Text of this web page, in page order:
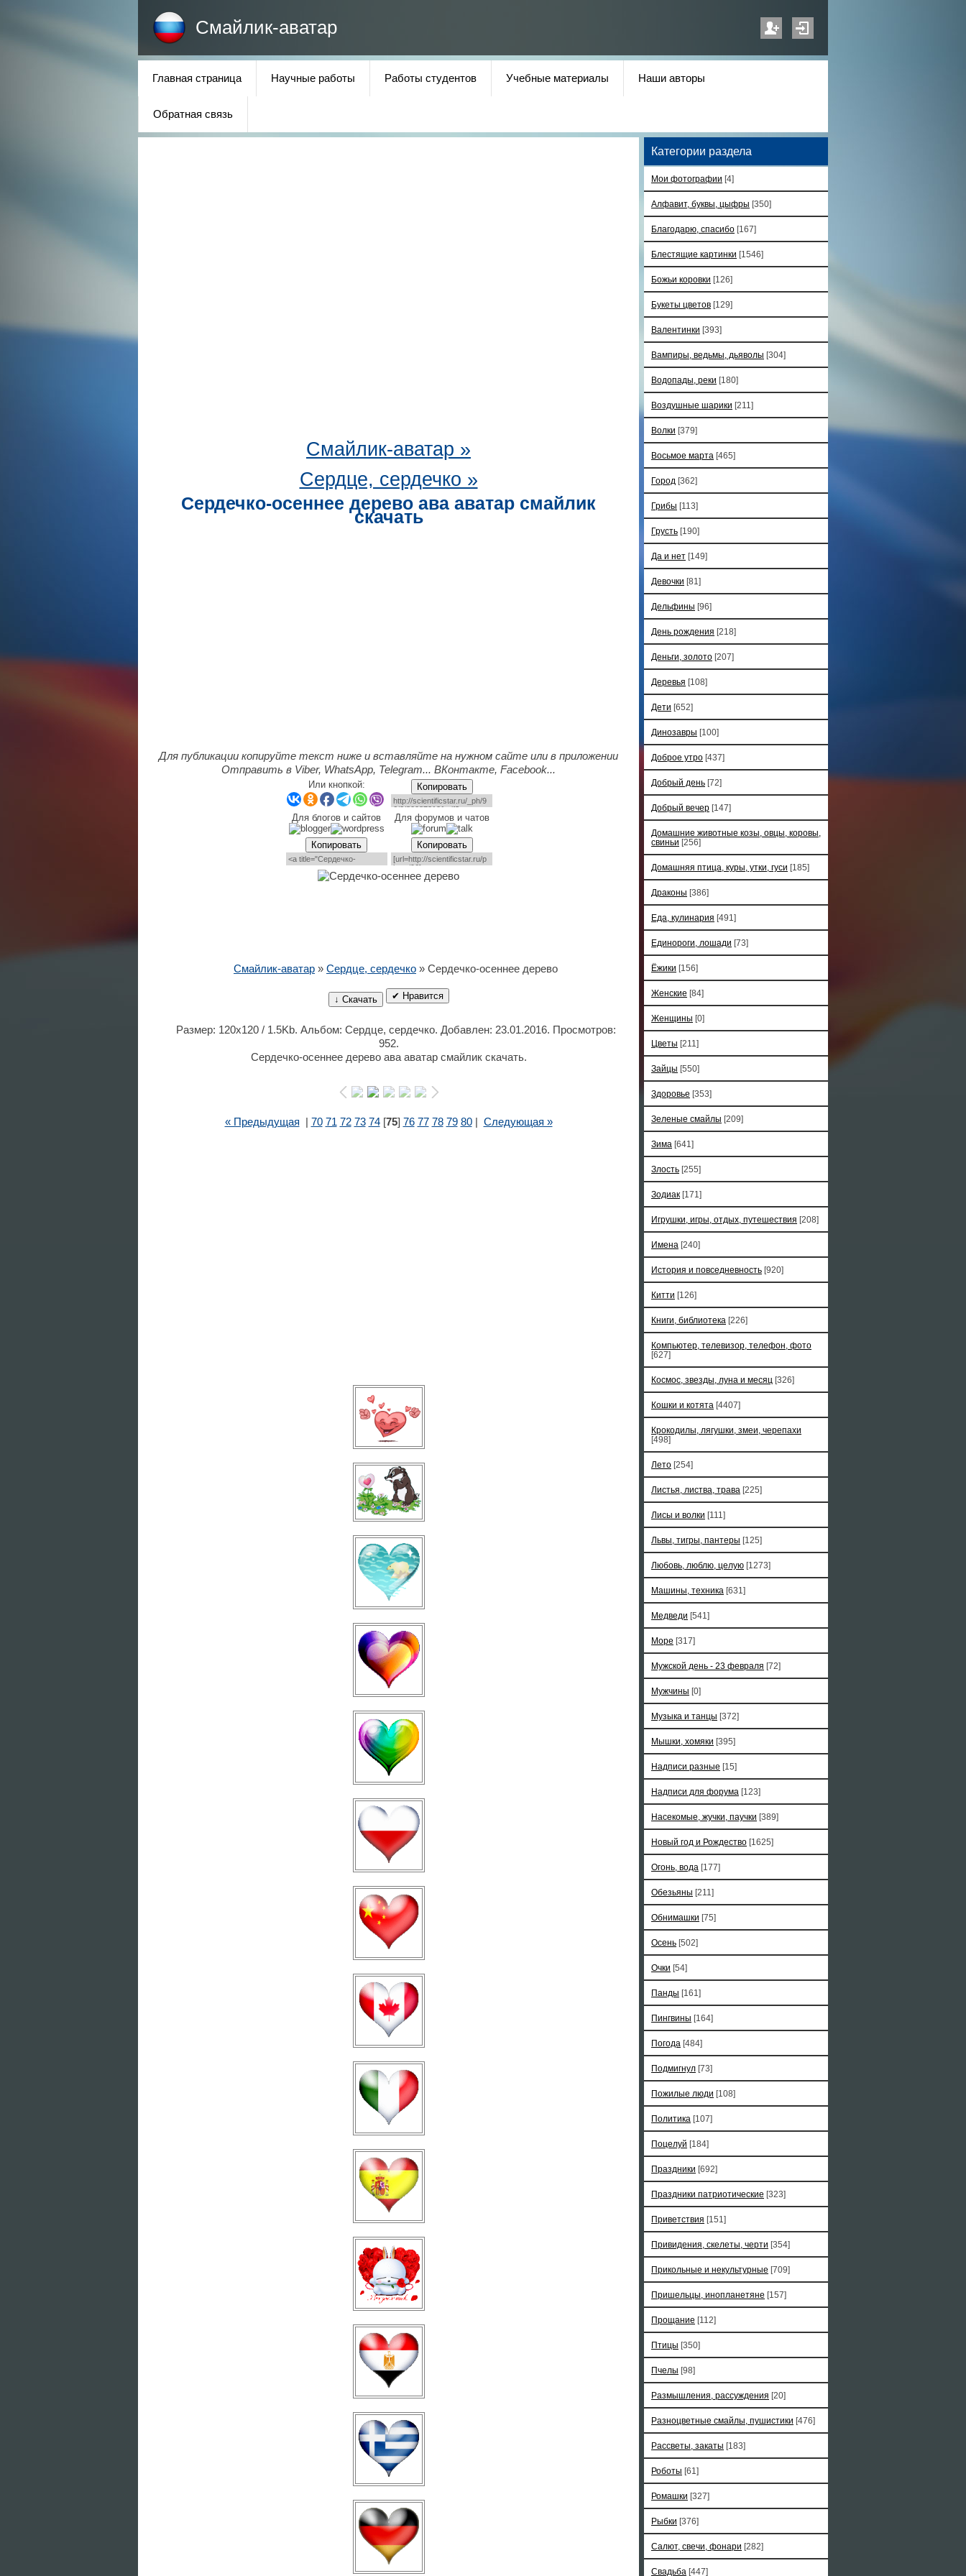
Смайлик-аватар
Главная страница Научные работы Работы студентов Учебные материалы Наши авторы
Обратная связь
Смайлик-аватар »
Сердце, сердечко »
Сердечко-осеннее дерево ава аватар смайлик
скачать
Для публикации копируйте текст ниже и вставляйте на нужном сайте или в приложении
Отправить в Viber, WhatsApp, Telegram... ВКонтакте, Facebook...
Или кнопкой: Копировать
Для блогов и сайтов Для форумов и чатов
Копировать Копировать
Смайлик-аватар » Сердце, сердечко » Сердечко-осеннее дерево
↓ Скачать ✔ Нравится
Размер: 120x120 / 1.5Kb. Альбом: Сердце, сердечко. Добавлен: 23.01.2016. Просмотров:
952.
Сердечко-осеннее дерево ава аватар смайлик скачать.
« Предыдущая 70 71 72 73 74[75] 76 77 78 79 80| Следующая »
Категории раздела
Мои фотографии [4]
Алфавит, буквы, цыфры [350]
Благодарю, спасибо [167]
Блестящие картинки [1546]
Божьи коровки [126]
Букеты цветов [129]
Валентинки [393]
Вампиры, ведьмы, дьяволы [304]
Водопады, реки [180]
Воздушные шарики [211]
Волки [379]
Восьмое марта [465]
Город [362]
Грибы [113]
Грусть [190]
Да и нет [149]
Девочки [81]
Дельфины [96]
День рождения [218]
Деньги, золото [207]
Деревья [108]
Дети [652]
Динозавры [100]
Доброе утро [437]
Добрый день [72]
Добрый вечер [147]
Домашние животные козы, овцы, коровы,
свиньи [256]
Домашняя птица, куры, утки, гуси [185]
Драконы [386]
Еда, кулинария [491]
Единороги, лошади [73]
Ёжики [156]
Женские [84]
Женщины [0]
Цветы [211]
Зайцы [550]
Здоровье [353]
Зеленые смайлы [209]
Зима [641]
Злость [255]
Зодиак [171]
Игрушки, игры, отдых, путешествия [208]
Имена [240]
История и повседневность [920]
Китти [126]
Книги, библиотека [226]
Компьютер, телевизор, телефон, фото
[627]
Космос, звезды, луна и месяц [326]
Кошки и котята [4407]
Крокодилы, лягушки, змеи, черепахи
[498]
Лето [254]
Листья, листва, трава [225]
Лисы и волки [111]
Львы, тигры, пантеры [125]
Любовь, люблю, целую [1273]
Машины, техника [631]
Медведи [541]
Море [317]
Мужской день - 23 февраля [72]
Мужчины [0]
Музыка и танцы [372]
Мышки, хомяки [395]
Надписи разные [15]
Надписи для форума [123]
Насекомые, жучки, паучки [389]
Новый год и Рождество [1625]
Огонь, вода [177]
Обезьяны [211]
Обнимашки [75]
Осень [502]
Очки [54]
Панды [161]
Пингвины [164]
Погода [484]
Подмигнул [73]
Пожилые люди [108]
Политика [107]
Поцелуй [184]
Праздники [692]
Праздники патриотические [323]
Приветствия [151]
Привидения, скелеты, черти [354]
Прикольные и некультурные [709]
Пришельцы, инопланетяне [157]
Прощание [112]
Птицы [350]
Пчелы [98]
Размышления, рассуждения [20]
Разноцветные смайлы, пушистики [476]
Рассветы, закаты [183]
Роботы [61]
Ромашки [327]
Рыбки [376]
Салют, свечи, фонари [282]
Свадьба [447]